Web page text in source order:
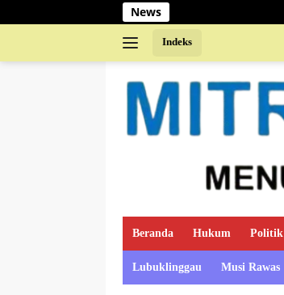
ke
News
Indeks
Beranda Hukum Politik
Lubuklinggau Musi Rawas